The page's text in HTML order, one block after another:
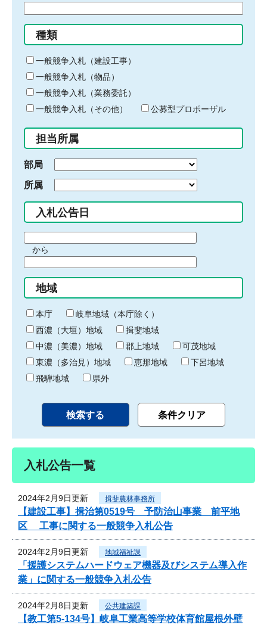
る
キ
ー
ワ
ー
ド
入
力
種類
一般競争入札（建設工事）
一般競争入札（物品）
一般競争入札（業務委託）
一般競争入札（その他）
公募型プロポーザル
担当所属
部局
所属
入札公告日
間
始
り
から
間
終
わ
り
地域
本庁
岐阜地域（本庁除く）
西濃（大垣）地域
揖斐地域
中濃（美濃）地域
郡上地域
可茂地域
東濃（多治見）地域
恵那地域
下呂地域
飛騨地域
県外
入札公告一覧
2024年2月9日更新 揖斐農林事務所
【建設工事】揖治第0519号 予防治山事業 前平地
区 工事に関する一般競争入札公告
2024年2月9日更新 地域福祉課
「援護システムハードウェア機器及びシステム導入作
業」に関する一般競争入札公告
2024年2月8日更新 公共建築課
【教工第5-134号】岐阜工業高等学校体育館屋根外壁